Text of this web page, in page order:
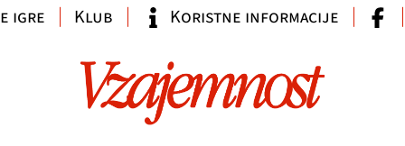
igre Klub Koristne informacije